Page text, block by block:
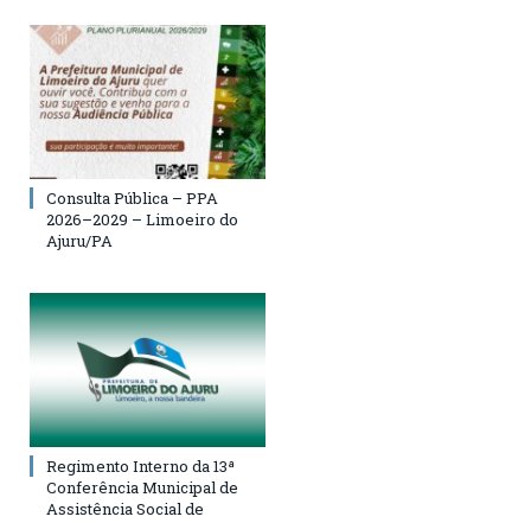
Consulta Pública – PPA
2026–2029 – Limoeiro do
Ajuru/PA
Regimento Interno da 13ª
Conferência Municipal de
Assistência Social de